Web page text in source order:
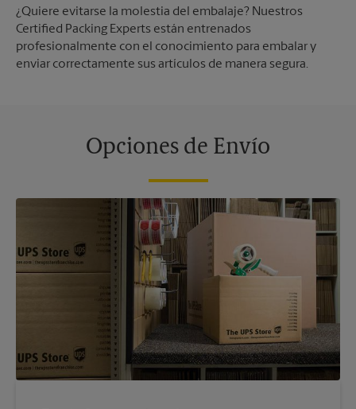
¿Quiere evitarse la molestia del embalaje? Nuestros
Certified Packing Experts están entrenados
profesionalmente con el conocimiento para embalar y
enviar correctamente sus artículos de manera segura.
Opciones de Envío